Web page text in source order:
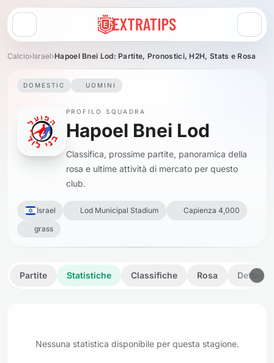
Apri menu
Calcio›Israel›Hapoel Bnei Lod: Partite, Pronostici, H2H, Stats e Rosa
DOMESTIC UOMINI
PROFILO SQUADRA
Hapoel Bnei Lod
Classifica, prossime partite, panoramica della
rosa e ultime attività di mercato per questo
club.
Israel Lod Municipal Stadium
Capienza 4,000
grass
Partite Statistiche Classifiche Rosa Dettagli
Nessuna statistica disponibile per questa stagione.